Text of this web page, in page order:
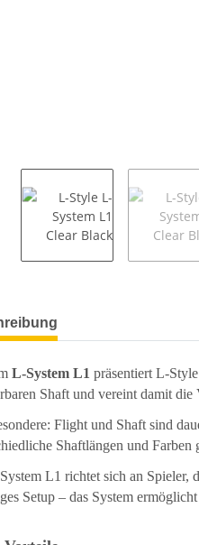
Registerkarten anzeigen
L-System L1 präsentiert L-
Shaft und vereint damit
Flight und Shaft sind
Shaftlängen und
L1 richtet sich an Spieler,
Setup – das System